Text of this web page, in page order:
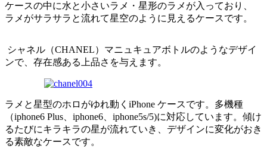
ケースの中に水と小さいラメ・星形のラメが入っており、
ラメがサラサラと流れて星空のように見えるケースです。
シャネル（CHANEL）マニュキュアボトルのようなデザイ
ンで、存在感ある上品さを与えます。
ラメと星型のホロがゆれ動くiPhone ケースです。多機種
（iphone6 Plus、iphone6、iphone5s/5)に対応しています。傾け
るたびにキラキラの星が流れていき、デザインに変化がおき
る素敵なケースです。